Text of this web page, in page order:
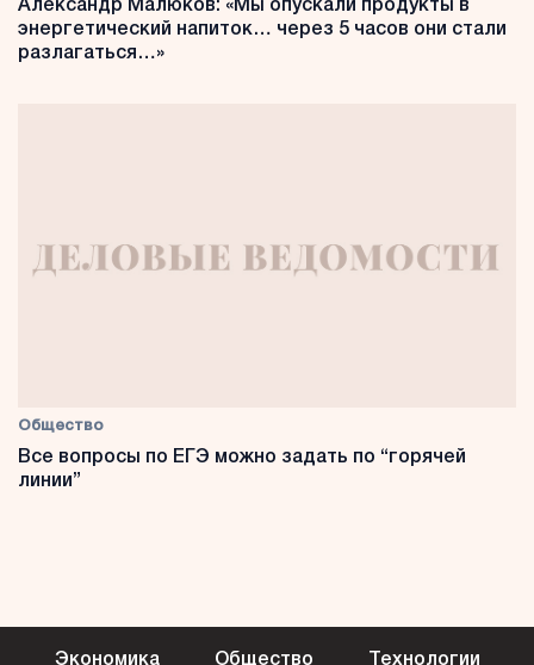
Александр Малюков: «Мы опускали продукты в
энергетический напиток… через 5 часов они стали
разлагаться…»
Общество
Все вопросы по ЕГЭ можно задать по “горячей
линии”
Экономика Общество Технологии